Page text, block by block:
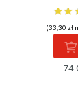
(33,30 zł